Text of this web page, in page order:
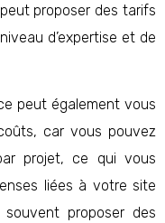
proposer des tarifs
d’expertise et de
peut également vous
car vous pouvez
projet, ce qui vous
liées à votre site
proposer des